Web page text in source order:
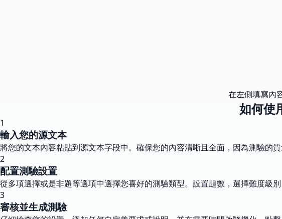
在左側填寫內
如何使
1
輸入您的源文本
將您的文本內容粘貼到源文本字段中。確保您的內容清晰且全面，因為測驗的質
2
配置測驗設置
從多項選擇或是非題等選項中選擇您喜好的測驗類型。設置題數，選擇難度級
3
審核並生成測驗